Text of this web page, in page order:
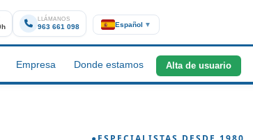
LLÁMANOS
963 661 098 Español ▼
Empresa Donde estamos Alta de usuario